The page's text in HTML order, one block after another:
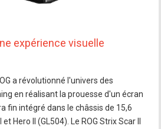
expérience visuelle
a révolutionné l'univers des
en réalisant la prouesse d'un écran
fin intégré dans le châssis de 15,6
Hero II (GL504). Le ROG Strix Scar II